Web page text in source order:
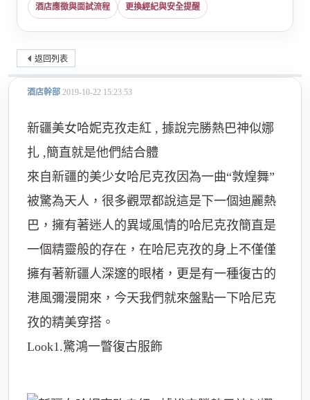
酒店應徵與面試流程 更換經紀與安全提醒
返回列表
酒店幹部 2019-10-22 15:23:53
新疆美女哈妮克孜走紅 , 據說完勝熱巴神似娜
扎 ,簡直就是他們結合體
來自新疆的美少女哈尼克孜因為一曲“敦煌舞”
被驚為天人，很多觀眾都說這是下一個迪麗熱
巴，擁有著迷人的異域風情的哈尼克孜簡直是
一個精靈般的存在，在哈尼克孜的身上不僅僅
擁有著新疆人深邃的眼楮，更是有一種復古的
港風彌漫開來，今天我們就來盤點一下哈尼克
孜的精美穿搭。
Look1.驚鴻一瞥復古服飾